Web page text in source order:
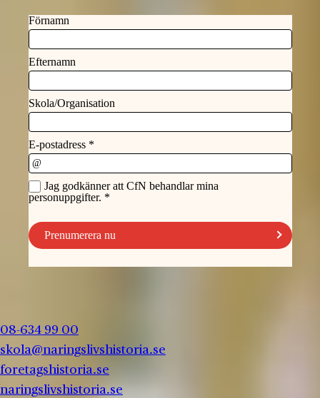
08-634 99 00
skola@naringslivshistoria.se
foretagshistoria.se
naringslivshistoria.se